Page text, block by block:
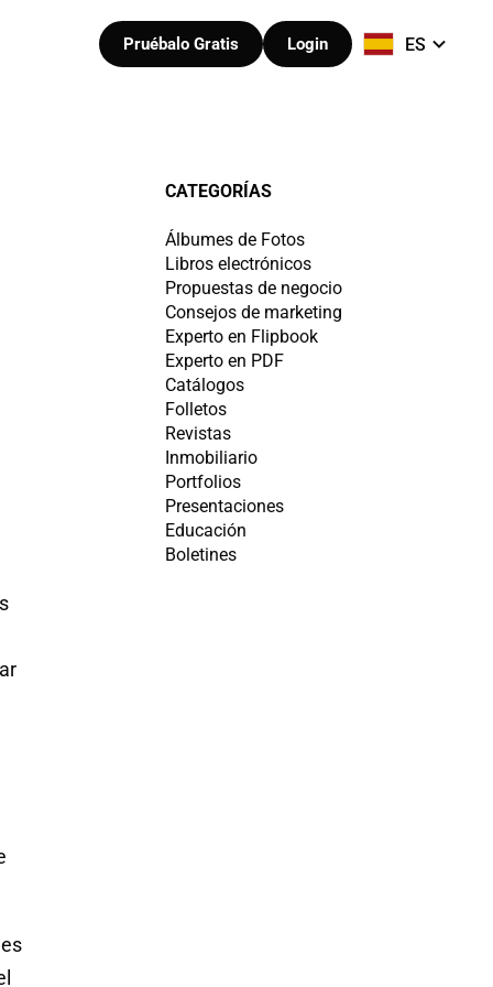
Pruébalo Gratis Login ES
CATEGORÍAS
Álbumes de Fotos
Libros electrónicos
Propuestas de negocio
Consejos de marketing
Experto en Flipbook
Experto en PDF
Catálogos
Folletos
Revistas
Inmobiliario
Portfolios
Presentaciones
Educación
Boletines